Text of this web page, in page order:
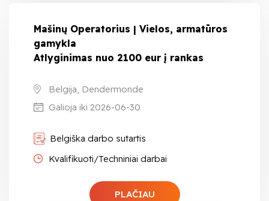
Mašinų Operatorius | Vielos, armatūros
gamykla
Atlyginimas nuo 2100 eur į rankas
Belgija, Dendermonde
Galioja iki 2026-06-30
Belgiška darbo sutartis
Kvalifikuoti/Techniniai darbai
PLAČIAU